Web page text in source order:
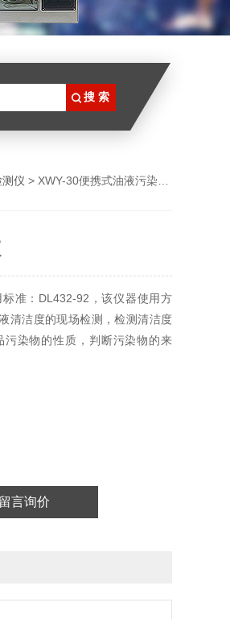
仪 > XWY-30便携式油液污染度检测仪
准：DL432-92，该仪器使用方
清洁度的现场检测，检测清洁度
染物的性质，判断污染物的来
留言询价